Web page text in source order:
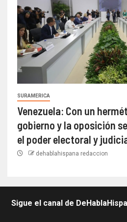
SURAMERICA
Venezuela: Con un
gobierno y la oposición
el poder electoral y
dehablahispana redaccion
Sigue el canal de